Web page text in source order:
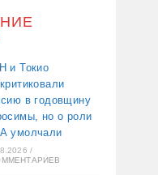
и Токио
в годовщину
но о роли
умолчали
/